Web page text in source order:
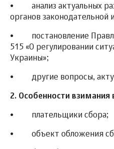
• анализ актуальных
органов законодательной
• постановление
515 «О регулировании
Украины»;
• другие вопросы,
2. Особенности взимания
• плательщики сбора;
• объект обложения